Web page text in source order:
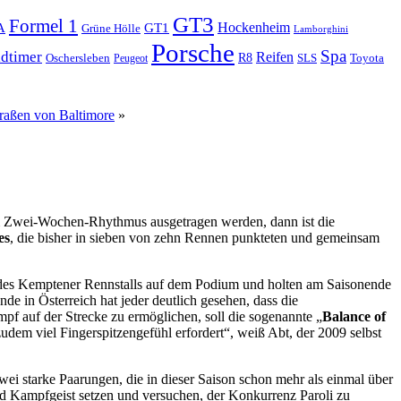
Formel 1 Grüne Hölle GT1 GT3 Hockenheim Lamborghini
Oschersleben Peugeot Porsche R8 Reifen SLS Spa Toyota
von Baltimore »
Wochen-Rhythmus ausgetragen werden, dann ist die
, die bisher in sieben von zehn Rennen punkteten und gemeinsam
Kemptener Rennstalls auf dem Podium und holten am Saisonende
in Österreich hat jeder deutlich gesehen, dass die
auf der Strecke zu ermöglichen, soll die sogenannte „Balance of
viel Fingerspitzengefühl erfordert“, weiß Abt, der 2009 selbst
starke Paarungen, die in dieser Saison schon mehr als einmal über
Kampfgeist setzen und versuchen, der Konkurrenz Paroli zu